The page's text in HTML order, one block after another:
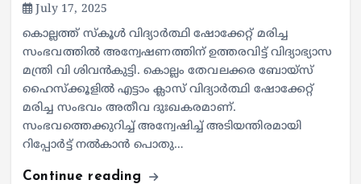
July 17, 2025
കൊല്ലത്ത് സ്കൂൾ വിദ്യാർത്ഥി ഷോക്കേറ്റ് മരിച്ച
സംഭവത്തിൽ അന്വേഷണത്തിന് ഉത്തരവിട്ട് വിദ്യാഭ്യാസ
മന്ത്രി വി ശിവൻകുട്ടി. കൊല്ലം തേവലക്കര ബോയ്സ്
ഹൈസ്ക്കൂളിൽ എട്ടാം ക്ലാസ് വിദ്യാർത്ഥി ഷോക്കേറ്റ്
മരിച്ച സംഭവം അതീവ ദുഃഖകരമാണ്.
സംഭവത്തെക്കുറിച്ച് അന്വേഷിച്ച് അടിയന്തിരമായി
റിപ്പോർട്ട് നൽകാൻ പൊതു…
Continue reading